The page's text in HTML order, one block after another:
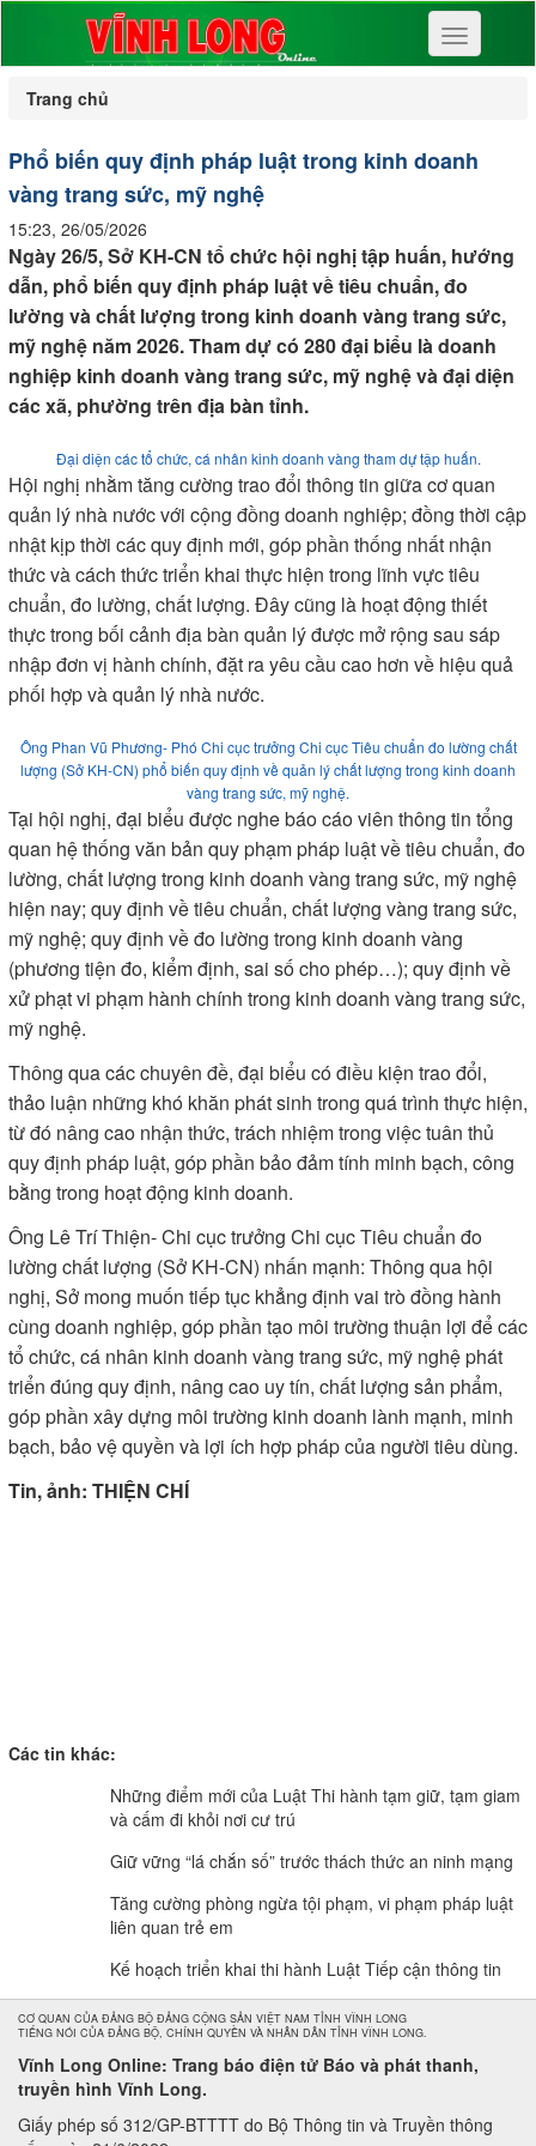
Toggle
navigation
Trang chủ
Phổ biến quy định pháp luật trong kinh doanh
vàng trang sức, mỹ nghệ
15:23, 26/05/2026
Ngày 26/5, Sở KH-CN tổ chức hội nghị tập huấn, hướng
dẫn, phổ biến quy định pháp luật về tiêu chuẩn, đo
lường và chất lượng trong kinh doanh vàng trang sức,
mỹ nghệ năm 2026. Tham dự có 280 đại biểu là doanh
nghiệp kinh doanh vàng trang sức, mỹ nghệ và đại diện
các xã, phường trên địa bàn tỉnh.
Đại diện các tổ chức, cá nhân kinh doanh vàng tham dự tập huấn.
Hội nghị nhằm tăng cường trao đổi thông tin giữa cơ quan
quản lý nhà nước với cộng đồng doanh nghiệp; đồng thời cập
nhật kịp thời các quy định mới, góp phần thống nhất nhận
thức và cách thức triển khai thực hiện trong lĩnh vực tiêu
chuẩn, đo lường, chất lượng. Đây cũng là hoạt động thiết
thực trong bối cảnh địa bàn quản lý được mở rộng sau sáp
nhập đơn vị hành chính, đặt ra yêu cầu cao hơn về hiệu quả
phối hợp và quản lý nhà nước.
Ông Phan Vũ Phương- Phó Chi cục trưởng Chi cục Tiêu chuẩn đo lường chất
lượng (Sở KH-CN) phổ biến quy định về quản lý chất lượng trong kinh doanh
vàng trang sức, mỹ nghệ.
Tại hội nghị, đại biểu được nghe báo cáo viên thông tin tổng
quan hệ thống văn bản quy phạm pháp luật về tiêu chuẩn, đo
lường, chất lượng trong kinh doanh vàng trang sức, mỹ nghệ
hiện nay; quy định về tiêu chuẩn, chất lượng vàng trang sức,
mỹ nghệ; quy định về đo lường trong kinh doanh vàng
(phương tiện đo, kiểm định, sai số cho phép…); quy định về
xử phạt vi phạm hành chính trong kinh doanh vàng trang sức,
mỹ nghệ.
Thông qua các chuyên đề, đại biểu có điều kiện trao đổi,
thảo luận những khó khăn phát sinh trong quá trình thực hiện,
từ đó nâng cao nhận thức, trách nhiệm trong việc tuân thủ
quy định pháp luật, góp phần bảo đảm tính minh bạch, công
bằng trong hoạt động kinh doanh.
Ông Lê Trí Thiện- Chi cục trưởng Chi cục Tiêu chuẩn đo
lường chất lượng (Sở KH-CN) nhấn mạnh: Thông qua hội
nghị, Sở mong muốn tiếp tục khẳng định vai trò đồng hành
cùng doanh nghiệp, góp phần tạo môi trường thuận lợi để các
tổ chức, cá nhân kinh doanh vàng trang sức, mỹ nghệ phát
triển đúng quy định, nâng cao uy tín, chất lượng sản phẩm,
góp phần xây dựng môi trường kinh doanh lành mạnh, minh
bạch, bảo vệ quyền và lợi ích hợp pháp của người tiêu dùng.
Tin, ảnh: THIỆN CHÍ
Các tin khác:
Những điểm mới của Luật Thi hành tạm giữ, tạm giam
và cấm đi khỏi nơi cư trú
Giữ vững “lá chắn số” trước thách thức an ninh mạng
Tăng cường phòng ngừa tội phạm, vi phạm pháp luật
liên quan trẻ em
Kế hoạch triển khai thi hành Luật Tiếp cận thông tin
CƠ QUAN CỦA ĐẢNG BỘ ĐẢNG CỘNG SẢN VIỆT NAM TỈNH VĨNH LONG
TIẾNG NÓI CỦA ĐẢNG BỘ, CHÍNH QUYỀN VÀ NHÂN DÂN TỈNH VĨNH LONG.
Vĩnh Long Online: Trang báo điện tử Báo và phát thanh,
truyền hình Vĩnh Long.
Giấy phép số 312/GP-BTTTT do Bộ Thông tin và Truyền thông